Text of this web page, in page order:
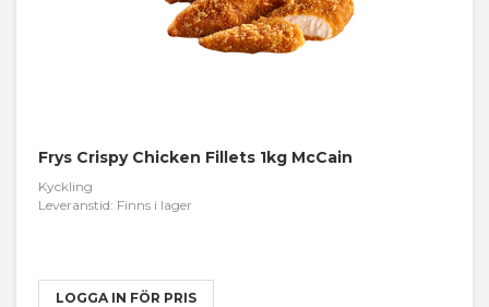
Frys Crispy Chicken Fillets 1kg McCain
Kyckling
Leveranstid: Finns i lager
LOGGA IN FÖR PRIS